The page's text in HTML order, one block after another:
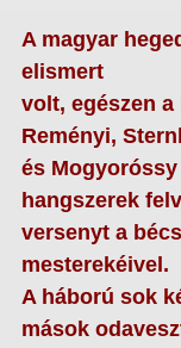
A magyar
elismert
volt, egészen
Reményi,
és
hangszerek
versenyt a
mesterekéivel.
A háború sok
mások